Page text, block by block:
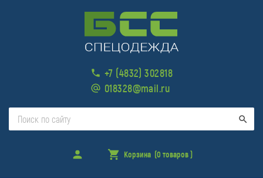
+7 (4832) 302818
018328@mail.ru
Войти
Корзина
товара
(0 товаров )